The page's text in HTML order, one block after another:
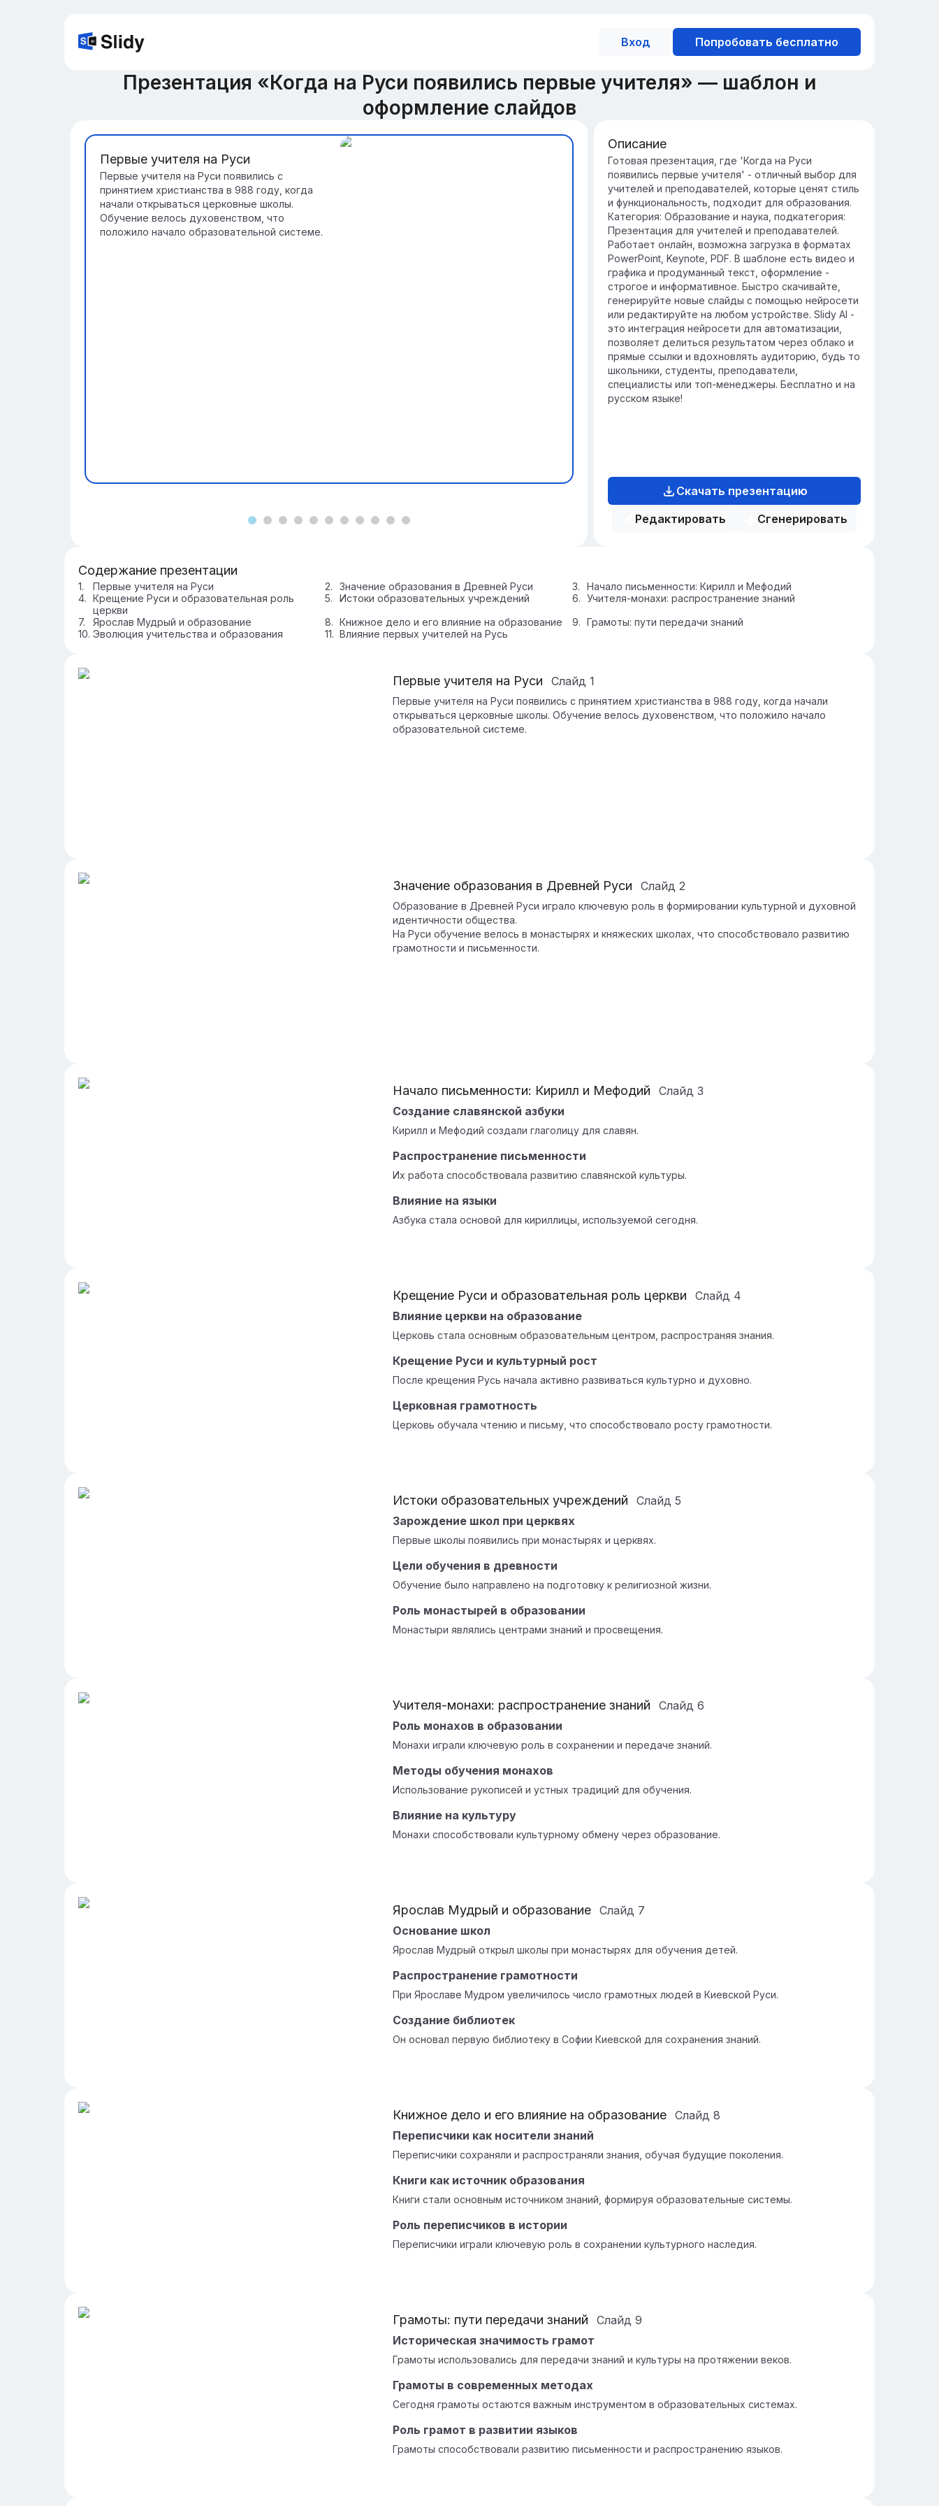
Вход Попробовать бесплатно
Презентация «Когда на Руси появились первые учителя» — шаблон и
оформление слайдов
Первые учителя на Руси
Первые учителя на Руси появились с
принятием христианства в 988 году, когда
начали открываться церковные школы.
Обучение велось духовенством, что
положило начало образовательной системе.
Значение образования в Древней
Руси
Образование в Древней Руси играло
ключевую роль в формировании культурной
и духовной идентичности общества.
На Руси обучение велось в монастырях и
княжеских школах, что способствовало
развитию грамотности и письменности.
Описание
Готовая презентация, где 'Когда на Руси
появились первые учителя' - отличный выбор для
учителей и преподавателей, которые ценят стиль
и функциональность, подходит для образования.
Категория: Образование и наука, подкатегория:
Презентация для учителей и преподавателей.
Работает онлайн, возможна загрузка в форматах
PowerPoint, Keynote, PDF. В шаблоне есть видео и
графика и продуманный текст, оформление -
строгое и информативное. Быстро скачивайте,
генерируйте новые слайды с помощью нейросети
или редактируйте на любом устройстве. Slidy AI -
это интеграция нейросети для автоматизации,
позволяет делиться результатом через облако и
прямые ссылки и вдохновлять аудиторию, будь то
школьники, студенты, преподаватели,
специалисты или топ-менеджеры. Бесплатно и на
русском языке!
Скачать презентацию
Редактировать
Сгенерировать
Содержание презентации
Первые учителя на Руси Значение образования в Древней Руси
Начало письменности: Кирилл и Мефодий
Крещение Руси и образовательная роль
церкви
Истоки образовательных учреждений
Учителя-монахи: распространение знаний
Ярослав Мудрый и образование
Книжное дело и его влияние на образование
Грамоты: пути передачи знаний
Эволюция учительства и образования
Влияние первых учителей на Русь
Первые учителя на Руси Слайд 1
Первые учителя на Руси появились с принятием христианства в 988 году, когда начали
открываться церковные школы. Обучение велось духовенством, что положило начало
образовательной системе.
Значение образования в Древней Руси Слайд 2
Образование в Древней Руси играло ключевую роль в формировании культурной и духовной
идентичности общества.
На Руси обучение велось в монастырях и княжеских школах, что способствовало развитию
грамотности и письменности.
Начало письменности: Кирилл и Мефодий Слайд 3
Создание славянской азбуки
Кирилл и Мефодий создали глаголицу для славян.
Распространение письменности
Их работа способствовала развитию славянской культуры.
Влияние на языки
Азбука стала основой для кириллицы, используемой сегодня.
Крещение Руси и образовательная роль церкви Слайд 4
Влияние церкви на образование
Церковь стала основным образовательным центром, распространяя знания.
Крещение Руси и культурный рост
После крещения Русь начала активно развиваться культурно и духовно.
Церковная грамотность
Церковь обучала чтению и письму, что способствовало росту грамотности.
Истоки образовательных учреждений Слайд 5
Зарождение школ при церквях
Первые школы появились при монастырях и церквях.
Цели обучения в древности
Обучение было направлено на подготовку к религиозной жизни.
Роль монастырей в образовании
Монастыри являлись центрами знаний и просвещения.
Учителя-монахи: распространение знаний Слайд 6
Роль монахов в образовании
Монахи играли ключевую роль в сохранении и передаче знаний.
Методы обучения монахов
Использование рукописей и устных традиций для обучения.
Влияние на культуру
Монахи способствовали культурному обмену через образование.
Ярослав Мудрый и образование Слайд 7
Основание школ
Ярослав Мудрый открыл школы при монастырях для обучения детей.
Распространение грамотности
При Ярославе Мудром увеличилось число грамотных людей в Киевской Руси.
Создание библиотек
Он основал первую библиотеку в Софии Киевской для сохранения знаний.
Книжное дело и его влияние на образование Слайд 8
Переписчики как носители знаний
Переписчики сохраняли и распространяли знания, обучая будущие поколения.
Книги как источник образования
Книги стали основным источником знаний, формируя образовательные системы.
Роль переписчиков в истории
Переписчики играли ключевую роль в сохранении культурного наследия.
Грамоты: пути передачи знаний Слайд 9
Историческая значимость грамот
Грамоты использовались для передачи знаний и культуры на протяжении веков.
Грамоты в современных методах
Сегодня грамоты остаются важным инструментом в образовательных системах.
Роль грамот в развитии языков
Грамоты способствовали развитию письменности и распространению языков.